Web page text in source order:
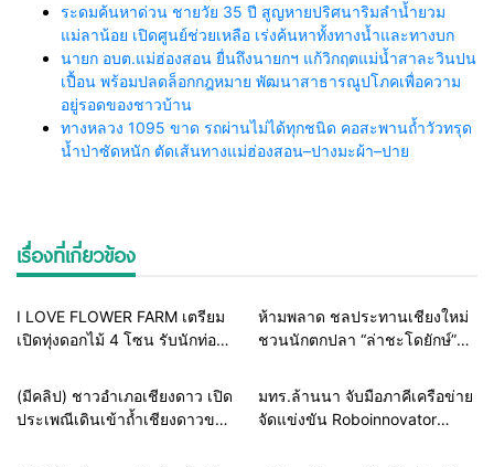
ระดมค้นหาด่วน ชายวัย 35 ปี สูญหายปริศนาริมลำน้ำยวม
แม่ลาน้อย เปิดศูนย์ช่วยเหลือ เร่งค้นหาทั้งทางน้ำและทางบก
นายก อบต.แม่ฮ่องสอน ยื่นถึงนายกฯ แก้วิกฤตแม่น้ำสาละวินปน
เปื้อน พร้อมปลดล็อกกฎหมาย พัฒนาสาธารณูปโภคเพื่อความ
อยู่รอดของชาวบ้าน
ทางหลวง 1095 ขาด รถผ่านไม่ได้ทุกชนิด คอสะพานถ้ำวัวทรุด
น้ำป่าซัดหนัก ตัดเส้นทางแม่ฮ่องสอน–ปางมะผ้า–ปาย
เรื่องที่เกี่ยวข้อง
Home ท่องเที่ยวทั่วโลก
I LOVE FLOWER FARM เตรียม
เปิดทุ่งดอกไม้ 4 โซน รับนักท่อง
รอบรั้วทั่วไทย
ห้ามพลาด ชลประทานเชียงใหม่
ชวนนักตกปลา “ล่าชะโดยักษ์”
สายธรรมะ-พระเครื่อง
(มีคลิป) ชาวอำเภอเชียงดาว เปิด
ประเพณีเดินเข้าถ้ำเชียงดาวขอ
รอบรั้วการศึกษา
มทร.ล้านนา จับมือภาคีเครือข่าย
จัดแข่งขัน Roboinnovator